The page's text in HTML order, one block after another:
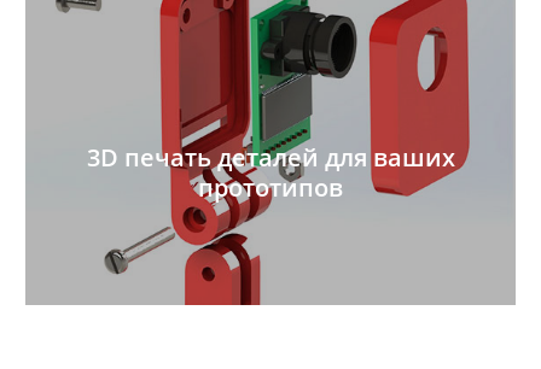
3D печать деталей для ваших
прототипов